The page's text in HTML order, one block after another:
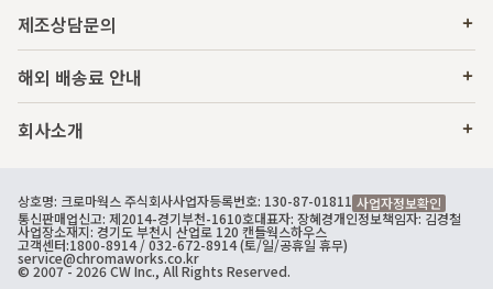
제조상담문의
해외 배송료 안내
회사소개
상호명: 크로마웍스 주식회사사업자등록번호: 130-87-01811 사업자정보확인
통신판매업신고: 제2014-경기부천-1610호대표자: 장혜경개인정보책임자: 김경철
사업장소재지: 경기도 부천시 산업로 120 캔들웍스하우스
고객센터:1800-8914/ 032-672-8914 (토/일/공휴일 휴무)
service@chromaworks.co.kr
© 2007 - 2026 CW Inc., All Rights Reserved.